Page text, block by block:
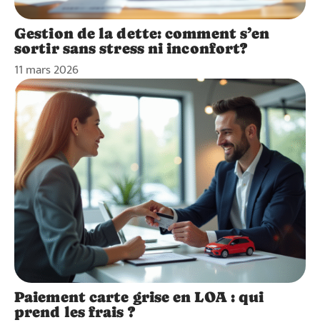
Gestion de la dette: comment s’en
sortir sans stress ni inconfort?
11 mars 2026
Paiement carte grise en LOA : qui
prend les frais ?